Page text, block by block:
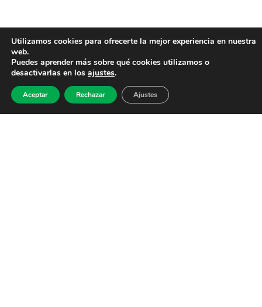
Utilizamos cookies para ofrecerte la mejor experiencia en nuestra
web.
Puedes aprender más sobre qué cookies utilizamos o
desactivarlas en los ajustes.
Aceptar Rechazar Ajustes